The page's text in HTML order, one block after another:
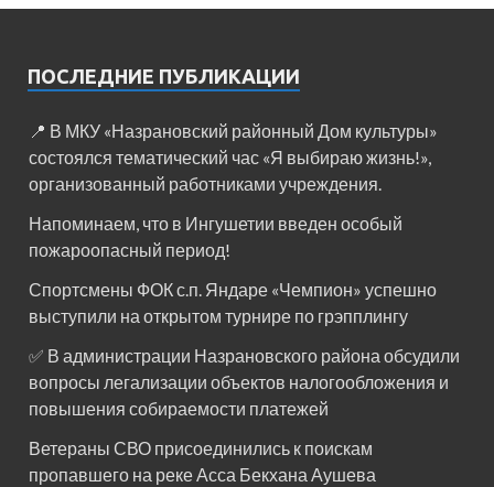
ПОСЛЕДНИЕ ПУБЛИКАЦИИ
📍 В МКУ «Назрановский районный Дом культуры»
состоялся тематический час «Я выбираю жизнь!»,
организованный работниками учреждения.
Напоминаем, что в Ингушетии введен особый
пожароопасный период!⁣⁣⠀
Спортсмены ФОК с.п. Яндаре «Чемпион» успешно
выступили на открытом турнире по грэпплингу
✅ В администрации Назрановского района обсудили
вопросы легализации объектов налогообложения и
повышения собираемости платежей
Ветераны СВО присоединились к поискам
пропавшего на реке Асса Бекхана Аушева